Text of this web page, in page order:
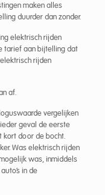
maken alles
duurder dan zonder.
elektrisch rijden
tarief aan bijtelling dat
rijden
af.
vergelijken
geval de eerste
kort door de bocht.
Was elektrisch rijden
was, inmiddels
in de